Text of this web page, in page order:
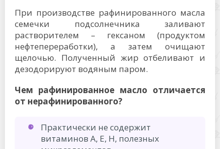
При производстве рафинированного масла
семечки подсолнечника заливают
растворителем – гексаном (продуктом
нефтепереработки), а затем очищают
щелочью. Полученный жир отбеливают и
дезодорируют водяным паром.
Чем рафинированное масло отличается
от нерафинированного?
Практически не содержит
витаминов А, Е, Н, полезных